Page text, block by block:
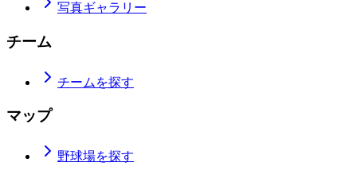
写真ギャラリー
チーム
チームを探す
マップ
野球場を探す